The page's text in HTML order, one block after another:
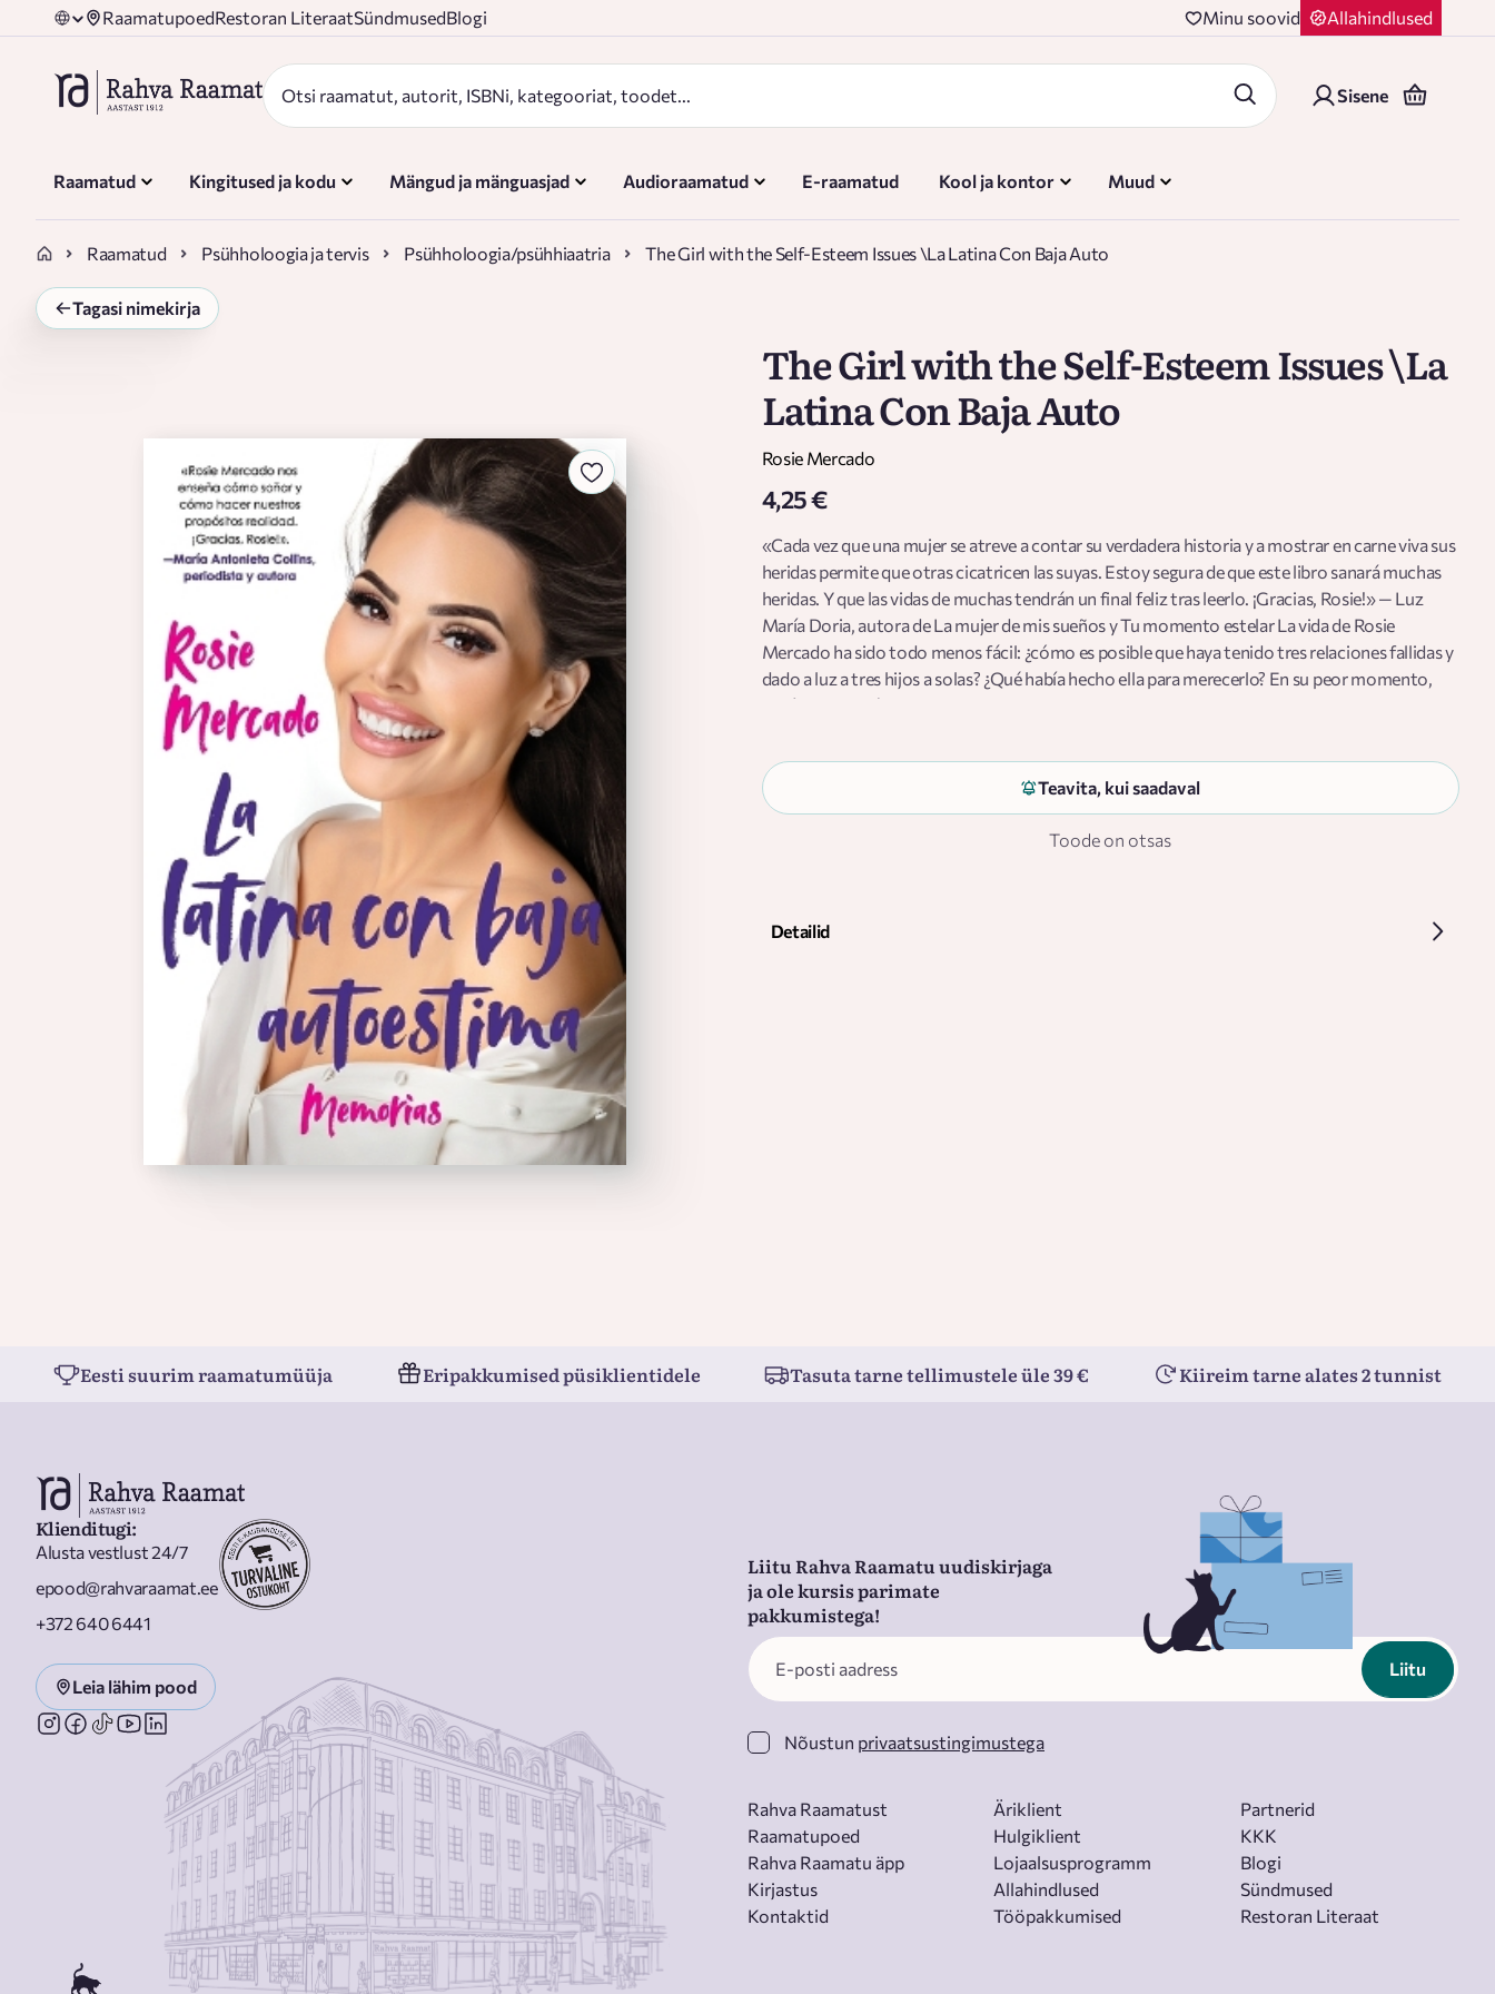
RaamatupoedRestoran LiteraatSündmusedBlogi Minu soovid Allahindlused
Sisene
Raamatud Kingitused ja kodu Mängud ja mänguasjad Audioraamatud E-raamatud Kool ja kontor Muud
Raamatud Psühholoogia ja tervis Psühholoogia/psühhiaatria The Girl with the Self-Esteem Issues \La Latina Con Baja Auto
Tagasi nimekirja
The Girl with the Self-Esteem Issues \La
Latina Con Baja Auto
Rosie Mercado
4,25 €
«Cada vez que una mujer se atreve a contar su verdadera historia y a mostrar en carne viva sus
heridas permite que otras cicatricen las suyas. Estoy segura de que este libro sanará muchas
heridas. Y que las vidas de muchas tendrán un final feliz tras leerlo. ¡Gracias, Rosie!» — Luz
María Doria, autora de La mujer de mis sueños y Tu momento estelar La vida de Rosie
Mercado ha sido todo menos fácil: ¿cómo es posible que haya tenido tres relaciones fallidas y
dado a luz a tres hijos a solas? ¿Qué había hecho ella para merecerlo? En su peor momento,
llegó a pesar más de ciento ochenta kilos tras toda una vida con baja autoestima y de comer
plan, aceptó sus «defectos», y descubrió el tipo de amor más importante y esencial: el amor
propio. Estas revelaciones no sólo la llevaron a alcanzar sus sueños como maquillista,
empresaria, modelo de talla grande y presentadora de televisión, sino a mejorar su calidad de
vida por ella y sus hijos. La latina con baja autoestima son las inspiradoras memorias de una
ROSIE MERCADO es modelo mexicoamericana y una de Las 25 mujeres más poderosas del
Teavita, kui saadaval
Toode on otsas
Detailid
Eesti suurim raamatumüüja Eripakkumised püsiklientidele Tasuta tarne tellimustele üle 39 € Kiireim tarne alates 2 tunnist
Klienditugi:
Alusta vestlust 24/7
epood@rahvaraamat.ee
+372 640 6441
Leia lähim pood
Liitu Rahva Raamatu uudiskirjaga
ja ole kursis parimate
pakkumistega!
Liitu
Nõustun privaatsustingimustega
Rahva Raamatust
Raamatupoed
Rahva Raamatu äpp
Kirjastus
Kontaktid
Äriklient
Hulgiklient
Lojaalsusprogramm
Allahindlused
Tööpakkumised
Partnerid
KKK
Blogi
Sündmused
Restoran Literaat